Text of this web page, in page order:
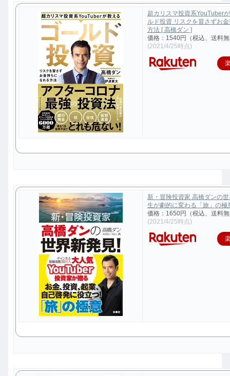
超カリスマ投資系YouTuber
ルド投資 リスクを冒さずお
方法 [ 高橋ダン ]
価格：1540円（税込、送料
(2021/4/25時点)
新・冒険投資家 高橋ダンの
生が劇的に変わる「旅」の極
価格：1650円（税込、送料
(2021/4/25時点)